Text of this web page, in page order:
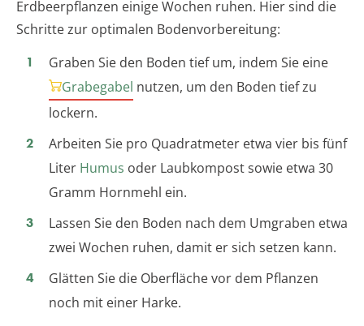
Erdbeerpflanzen einige Wochen ruhen. Hier sind die
Schritte zur optimalen Bodenvorbereitung:
Graben Sie den Boden tief um, indem Sie eine
Grabegabel nutzen, um den Boden tief zu
lockern.
Arbeiten Sie pro Quadratmeter etwa vier bis fünf
Liter Humus oder Laubkompost sowie etwa 30
Gramm Hornmehl ein.
Lassen Sie den Boden nach dem Umgraben etwa
zwei Wochen ruhen, damit er sich setzen kann.
Glätten Sie die Oberfläche vor dem Pflanzen
noch mit einer Harke.